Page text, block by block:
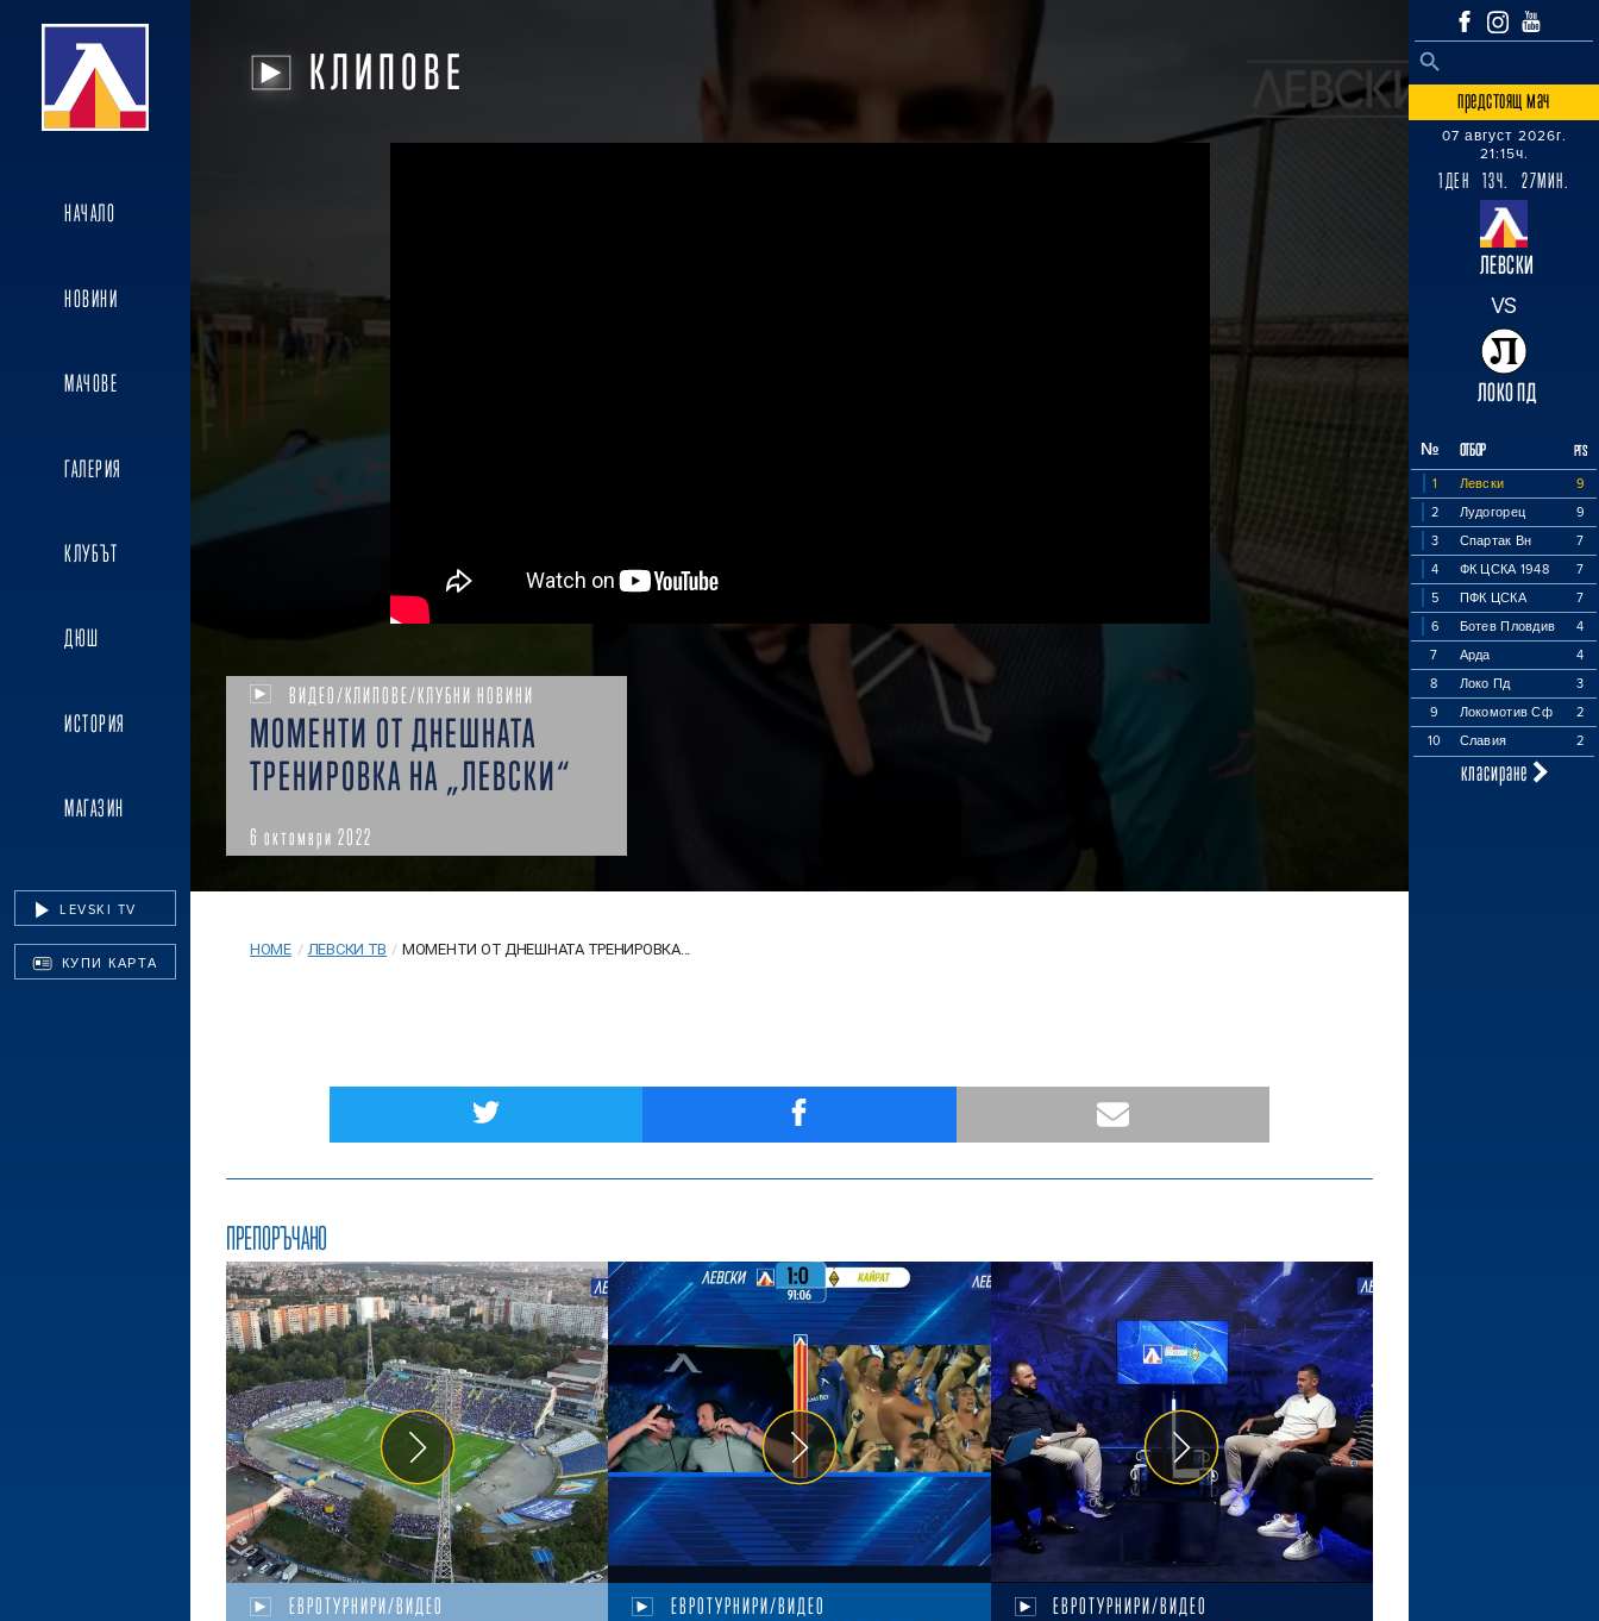
НАЧАЛО
НОВИНИ
МАЧОВЕ
ГАЛЕРИЯ
КЛУБЪТ
ДЮШ
ИСТОРИЯ
МАГАЗИН
LEVSKI TV
КУПИ КАРТА
Search
SEARCH BUTTON
предстоящ мач
07 август 2026г.
21:15ч.
1ДЕН 13Ч. 27МИН.
ЛЕВСКИ
VS
ЛОКО ПД
№ ОТБОР PTS
1 Левски
9
2
Лудогорец
9
3
Спартак Вн
7
4
ФК ЦСКА 1948
7
5
ПФК ЦСКА
7
6
Ботев Пловдив
4
7
Арда
4
8
Локо Пд
3
9
Локомотив Сф
2
10
Славия 2
класиране
КЛИПОВЕ
ВИДЕО/КЛИПОВЕ/КЛУБНИ НОВИНИ
МОМЕНТИ ОТ ДНЕШНАТА
ТРЕНИРОВКА НА „ЛЕВСКИ“
6 октомври 2022
HOME / ЛЕВСКИ ТВ / МОМЕНТИ ОТ ДНЕШНАТА ТРЕНИРОВКА...
ПРЕПОРЪЧАНО
ЕВРОТУРНИРИ/ВИДЕО ЕВРОТУРНИРИ/ВИДЕО ЕВРОТУРНИРИ/ВИДЕО